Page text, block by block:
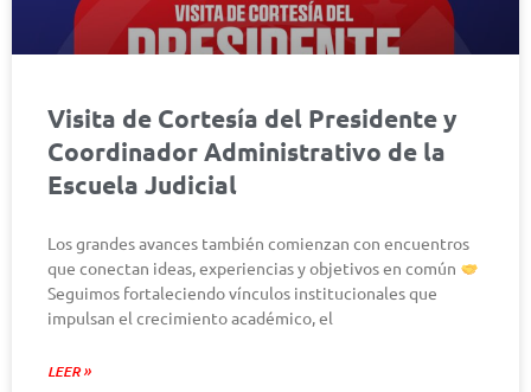
Visita de Cortesía del Presidente y
Coordinador Administrativo de la
Escuela Judicial
Los grandes avances también comienzan con encuentros
que conectan ideas, experiencias y objetivos en común
Seguimos fortaleciendo vínculos institucionales que
impulsan el crecimiento académico, el
LEER »